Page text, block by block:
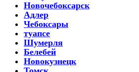
Новочебоксарск
Адлер
Чебоксары
туапсе
Шумерля
Белебей
Новокузнецк